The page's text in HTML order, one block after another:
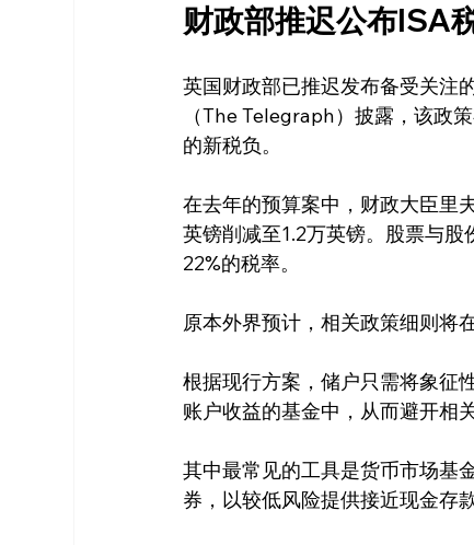
财政部推迟公布ISA
英国财政部已推迟发布备受关注
（The Telegraph）披露，该政
的新税负。
在去年的预算案中，财政大臣里
英镑削减至1.2万英镑。股票与
22%的税率。
原本外界预计，相关政策细则将
根据现行方案，储户只需将象征
账户收益的基金中，从而避开相关
其中最常见的工具是货币市场基
券，以较低风险提供接近现金存